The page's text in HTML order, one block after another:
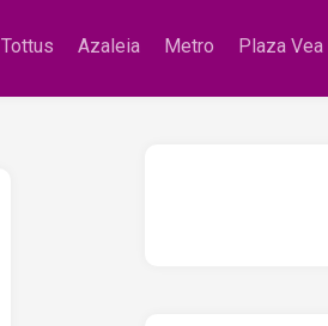
Tottus Azaleia Metro Plaza Vea